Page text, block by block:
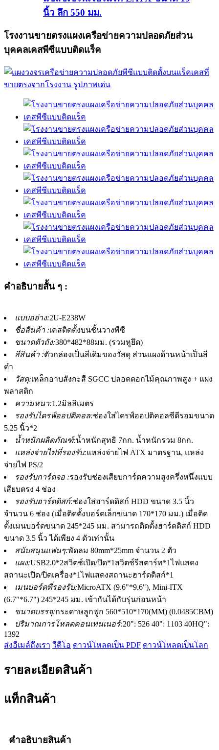
นิ้ว ลึก 550 มม.
โรงงานขายตรงแผงเครือข่ายความปลอดภัยส่วน
บุคคลเคสพีซีแบบติดแร็ค
คำอธิบายสั้น ๆ :
แบบอย่าง:2U-E238W
ชื่อสินค้า :เคสติดตั้งบนชั้นวางพีซี
ขนาดตัวถัง:380*482*88มม. (รวมหูยึด)
สีสินค้า :ตัวกล่องเป็นสีเดิมของวัสดุ ส่วนแผงด้านหน้าเป็นสี
ดำ
วัสดุ:เหล็กอาบสังกะสี SGCC ปลอดดอกไม้คุณภาพสูง + แผง
พลาสติก
ความหนา:1.2มิลลิเมตร
รองรับไดรฟ์ออปติคอล:ช่องใส่ไดรฟ์ออปติคอลซีดีรอมขนาด
5.25 นิ้ว*2
น้ำหนักผลิตภัณฑ์:น้ำหนักสุทธิ 7กก. น้ำหนักรวม 8กก.
แหล่งจ่ายไฟที่รองรับ:แหล่งจ่ายไฟ ATX มาตรฐาน, แหล่ง
จ่ายไฟ PS/2
รองรับการ์ดจอ :รองรับช่องเสียบการ์ดความสูงครึ่งหนึ่งแบบ
เสียบตรง 4 ช่อง
รองรับฮาร์ดดิสก์:ช่องใส่ฮาร์ดดิสก์ HDD ขนาด 3.5 นิ้ว
จำนวน 6 ช่อง (เมื่อติดตั้งบอร์ดเล็กขนาด 170*170 มม.) เมื่อติด
ตั้งเมนบอร์ดขนาด 245*245 มม. สามารถติดตั้งฮาร์ดดิสก์ HDD
ขนาด 3.5 นิ้ว ได้เพียง 4 ตัวเท่านั้น
สนับสนุนแฟนๆ:พัดลม 80mm*25mm จำนวน 2 ตัว
แผง:USB2.0*2สวิตช์เปิด/ปิด*1สวิตช์รีสตาร์ท*1ไฟแสดง
สถานะเปิด/ปิดเครื่อง*1ไฟแสดงสถานะฮาร์ดดิสก์*1
เมนบอร์ดที่รองรับ:MicroATX (9.6"*9.6"), Mini-ITX
(6.7"*6.7") 245*245 มม. เข้ากันได้กับรุ่นก่อนหน้า
ขนาดบรรจุ:กระดาษลูกฟูก 560*510*170(MM) (0.0485CBM)
ปริมาณการโหลดคอนเทนเนอร์:20": 526 40": 1103 40HQ":
1392
ส่งอีเมล์ถึงเรา วีดีโอ ดาวน์โหลดเป็น PDF ดาวน์โหลดเป็นโลก
รายละเอียดสินค้า
แท็กสินค้า
คำอธิบายสินค้า